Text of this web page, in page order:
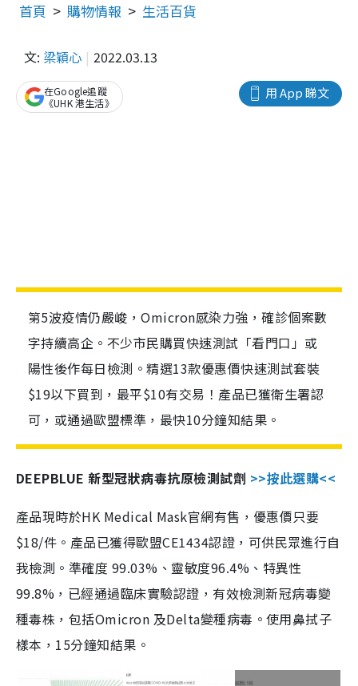
首頁 購物情報 生活百貨
文: 梁穎心 2022.03.13
用 App 睇文
在Google追蹤
《UHK 港生活》
第5波疫情仍嚴峻，Omicron感染力強，確診個案數
字持續高企。不少市民購買快速測試「看門口」或
陽性後作每日檢測。精選13款優惠價快速測試套裝
$19以下買到，最平$10有交易！產品已獲衛生署認
可，或通過歐盟標準，最快10分鐘知結果。
DEEPBLUE 新型冠狀病毒抗原檢測試劑 >>按此選購<<
產品現時於HK Medical Mask官網有售，優惠價只要
$18/件。產品已獲得歐盟CE1434認證，可供民眾進行自
我檢測。準確度 99.03%、靈敏度96.4%、特異性
99.8%，已經通過臨床實驗認證，有效檢測新冠病毒變
種毒株，包括Omicron 及Delta變種病毒。使用鼻拭子
樣本，15分鐘知結果。